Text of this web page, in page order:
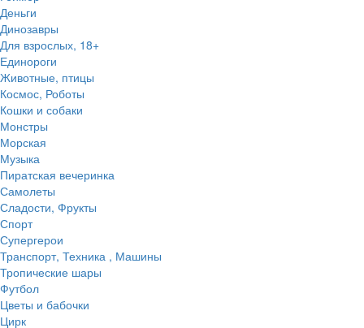
Деньги
Динозавры
Для взрослых, 18+
Единороги
Животные, птицы
Космос, Роботы
Кошки и собаки
Монстры
Морская
Музыка
Пиратская вечеринка
Самолеты
Сладости, Фрукты
Спорт
Супергерои
Транспорт, Техника , Машины
Тропические шары
Футбол
Цветы и бабочки
Цирк